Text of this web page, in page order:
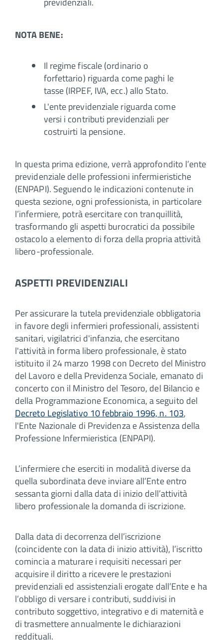
NOTA BENE:
Il regime fiscale (ordinario o
forfettario) riguarda come paghi le
tasse (IRPEF, IVA, ecc.) allo Stato.
L'ente previdenziale riguarda come
versi i contributi previdenziali per
costruirti la pensione.
In questa prima edizione, verrà approfondito l’ente
previdenziale delle professioni infermieristiche
(ENPAPI). Seguendo le indicazioni contenute in
questa sezione, ogni professionista, in particolare
l’infermiere, potrà esercitare con tranquillità,
trasformando gli aspetti burocratici da possibile
ostacolo a elemento di forza della propria attività
libero-professionale.
ASPETTI PREVIDENZIALI
Per assicurare la tutela previdenziale obbligatoria
in favore degli infermieri professionali, assistenti
sanitari, vigilatrici d'infanzia, che esercitano
l'attività in forma libero professionale, è stato
istituito il 24 marzo 1998 con Decreto del Ministro
del Lavoro e della Previdenza Sociale, emanato di
concerto con il Ministro del Tesoro, del Bilancio e
della Programmazione Economica, a seguito del
Decreto Legislativo 10 febbraio 1996, n. 103,
l'Ente Nazionale di Previdenza e Assistenza della
Professione Infermieristica (ENPAPI).
L’infermiere che eserciti in modalità diverse da
quella subordinata deve inviare all’Ente entro
sessanta giorni dalla data di inizio dell’attività
libero professionale la domanda di iscrizione.
Dalla data di decorrenza dell’iscrizione
(coincidente con la data di inizio attività), l’iscritto
comincia a maturare i requisiti necessari per
acquisire il diritto a ricevere le prestazioni
previdenziali ed assistenziali erogate dall’Ente e ha
l’obbligo di versare i contributi, suddivisi in
contributo soggettivo, integrativo e di maternità e
di trasmettere annualmente le dichiarazioni
reddituali.